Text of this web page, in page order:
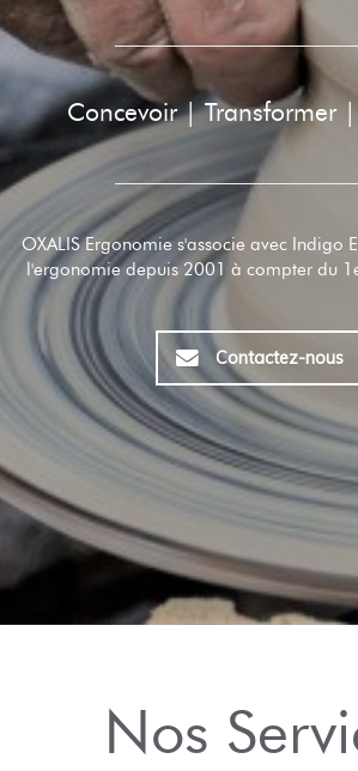
Concevoir | Transformer
OXALIS Ergonomie s'associe avec Indigo
l'ergonomie depuis 2001 à compter du
Contactez-nous
Nos